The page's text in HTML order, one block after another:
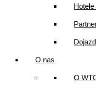
Dojazd
O nas
O